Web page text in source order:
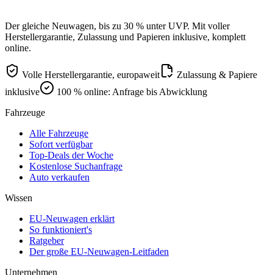
Der gleiche Neuwagen, bis zu 30 % unter UVP. Mit voller
Herstellergarantie, Zulassung und Papieren inklusive, komplett
online.
Volle Herstellergarantie, europaweit
Zulassung & Papiere
inklusive
100 % online: Anfrage bis Abwicklung
Fahrzeuge
Alle Fahrzeuge
Sofort verfügbar
Top-Deals der Woche
Kostenlose Suchanfrage
Auto verkaufen
Wissen
EU-Neuwagen erklärt
So funktioniert's
Ratgeber
Der große EU-Neuwagen-Leitfaden
Unternehmen